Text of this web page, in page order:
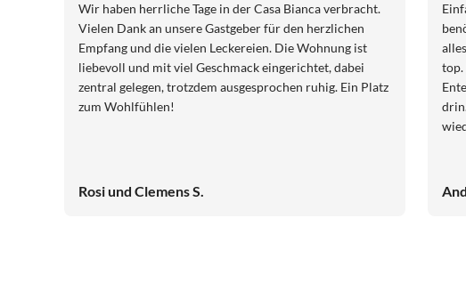
Wir haben herrliche Tage in der Casa Bianca verbracht.
Vielen Dank an unsere Gastgeber für den herzlichen
Empfang und die vielen Leckereien. Die Wohnung ist
liebevoll und mit viel Geschmack eingerichtet, dabei
zentral gelegen, trotzdem ausgesprochen ruhig. Ein Platz
zum Wohlfühlen!
Rosi und Clemens S.
benötigt.
top.